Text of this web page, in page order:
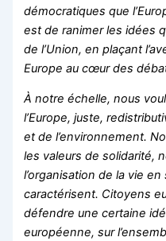
démocratiques que
est de ranimer les idées
de l’Union, en plaçant
Europe au cœur des
À notre échelle, nous
l’Europe, juste,
et de l’environnement.
les valeurs de solidarité,
l’organisation de la vie
caractérisent. Citoyens
défendre une certaine
européenne, sur